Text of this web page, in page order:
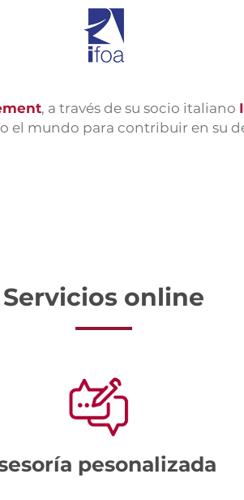
, a través de su socio italiano
el mundo para contribuir en su
Servicios online
pesonalizada